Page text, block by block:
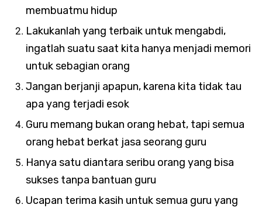
membuatmu hidup
Lakukanlah yang terbaik untuk mengabdi,
ingatlah suatu saat kita hanya menjadi memori
untuk sebagian orang
Jangan berjanji apapun, karena kita tidak tau
apa yang terjadi esok
Guru memang bukan orang hebat, tapi semua
orang hebat berkat jasa seorang guru
Hanya satu diantara seribu orang yang bisa
sukses tanpa bantuan guru
Ucapan terima kasih untuk semua guru yang